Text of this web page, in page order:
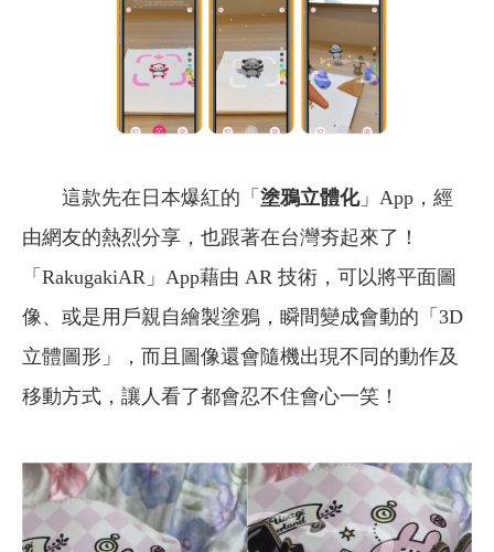
這款先在日本爆紅的「 塗鴉立體化」App，經
由網友的熱烈分享，也跟著在台灣夯起來了！
「RakugakiAR」App藉由 AR 技術，可以將平面圖
像、或是用戶親自繪製塗鴉，瞬間變成會動的「3D
立體圖形」，而且圖像還會隨機出現不同的動作及
移動方式，讓人看了都會忍不住會心一笑！